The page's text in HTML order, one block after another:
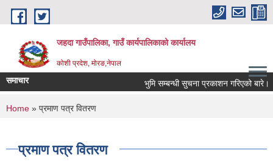
Skip to main content
जहदा गाउँपालिका, गाउँ कार्यपालिकाको कार्यालय
कोशी प्रदेश, मोरङ,नेपाल
समाचार भुमि सम्बन्धी सुचना प्रकाशन गरिएको बारे।
You are here
Home » प्रमाण पत्र वितरण
प्रमाण पत्र वितरण